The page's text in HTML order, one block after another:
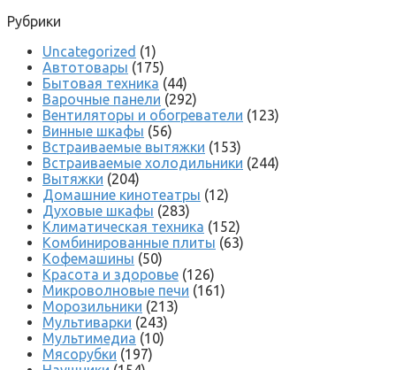
Рубрики
Uncategorized (1)
Автотовары (175)
Бытовая техника (44)
Варочные панели (292)
Вентиляторы и обогреватели (123)
Винные шкафы (56)
Встраиваемые вытяжки (153)
Встраиваемые холодильники (244)
Вытяжки (204)
Домашние кинотеатры (12)
Духовые шкафы (283)
Климатическая техника (152)
Комбинированные плиты (63)
Кофемашины (50)
Красота и здоровье (126)
Микроволновые печи (161)
Морозильники (213)
Мультиварки (243)
Мультимедиа (10)
Мясорубки (197)